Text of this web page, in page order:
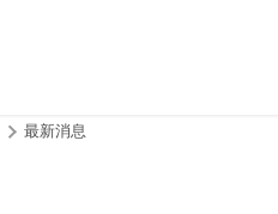
最新消息